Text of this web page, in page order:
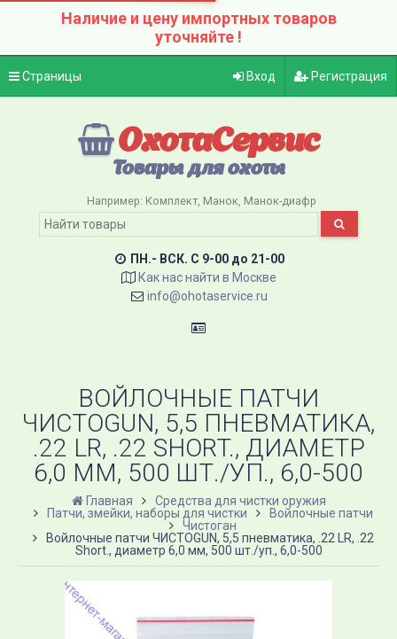
Наличие и цену импортных товаров
уточняйте !
Страницы Вход Регистрация
ОхотаСервис
Товары для охоты
Например: Комплект Манок Манок-диафр
ПН.- ВСК. C 9-00 до 21-00
Как нас найти в Москве
info@ohotaservice.ru
ВОЙЛОЧНЫЕ ПАТЧИ
ЧИСТОGUN, 5,5 ПНЕВМАТИКА,
.22 LR, .22 SHORT., ДИАМЕТР
6,0 ММ, 500 ШТ./УП., 6,0-500
Главная
Средства для чистки оружия
Патчи, змейки, наборы для чистки
Войлочные патчи
Чистоган
Войлочные патчи ЧИСТОGUN, 5,5 пневматика, .22 LR, .22
Short., диаметр 6,0 мм, 500 шт./уп., 6,0-500